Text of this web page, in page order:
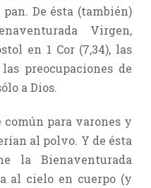
De ésta (también)
Virgen,
en 1 Cor (7,34), las
preocupaciones de
a Dios.
para varones y
al polvo. Y de ésta
la Bienaventurada
al cielo en cuerpo (y